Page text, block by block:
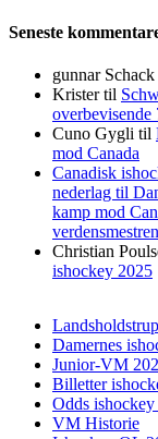
Seneste
gunnar Schack
Kristertil
overbevisende
Cuno Gygli til
mod Canada
Canadisk
nederlag til
kamp mod
Christian
ishockey 2025
Damernes
Junior-VM
Billetter
Odds
VM Historie